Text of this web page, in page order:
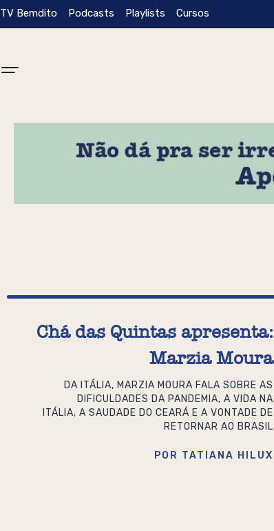
TV Bemdito Podcasts Playlists Cursos
Chá das Quintas apresenta:
Marzia Moura
DA ITÁLIA, MARZIA MOURA FALA SOBRE AS
DIFICULDADES DA PANDEMIA, A VIDA NA
ITÁLIA, A SAUDADE DO CEARÁ E A VONTADE DE
RETORNAR AO BRASIL
POR TATIANA HILUX